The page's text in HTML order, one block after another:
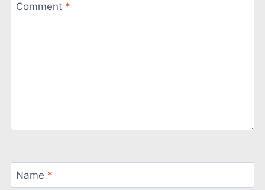
Comment *
Name *